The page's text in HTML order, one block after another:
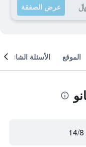
عرض الصفقة
الموقع الأسئلة الشائعة